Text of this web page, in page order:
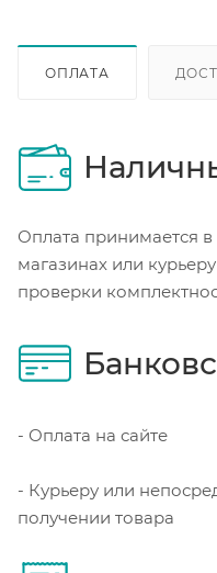
ОПЛАТА
Оплата принимается
магазинах или
проверки
- Оплата на сайте
- Курьеру или
получении товара